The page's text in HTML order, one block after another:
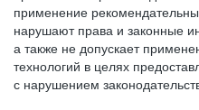
применение
нарушают права и законные
а также не допускает
технологий в целях
с нарушением